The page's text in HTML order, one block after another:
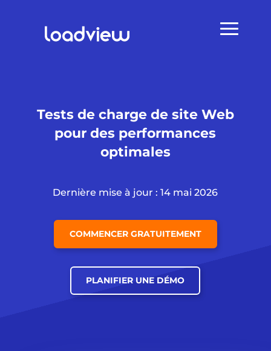
Tests de charge de site Web
pour des performances
optimales
Dernière mise à jour : 14 mai 2026
COMMENCER GRATUITEMENT
PLANIFIER UNE DÉMO